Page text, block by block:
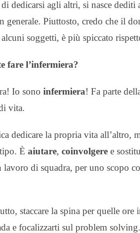
dedicarsi agli altri, si nasce dediti
generale. Piuttosto, credo che il
soggetti, è più spiccato
fare l’infermiera?
Io sono infermiera! Fa parte
vita.
dedicare la propria vita all’altro,
È aiutare, coinvolgere e
lavoro di squadra, per uno scopo
staccare la spina per quelle
e focalizzarti sul problem solving.